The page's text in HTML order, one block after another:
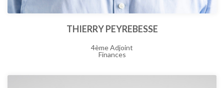
THIERRY PEYREBESSE
4ème Adjoint
Finances